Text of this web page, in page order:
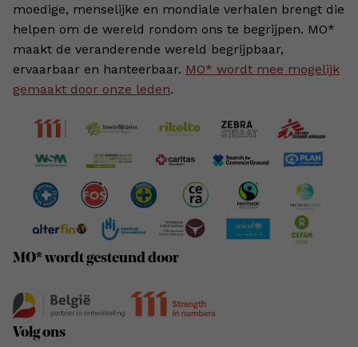
moedige, menselijke en mondiale verhalen brengt die
helpen om de wereld rondom ons te begrijpen. MO*
maakt de veranderende wereld begrijpbaar,
ervaarbaar en hanteerbaar. MO* wordt mee mogelijk
gemaakt door onze leden.
MO* wordt gesteund door
Volg ons